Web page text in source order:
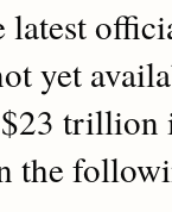
latest
yet
trillion
the